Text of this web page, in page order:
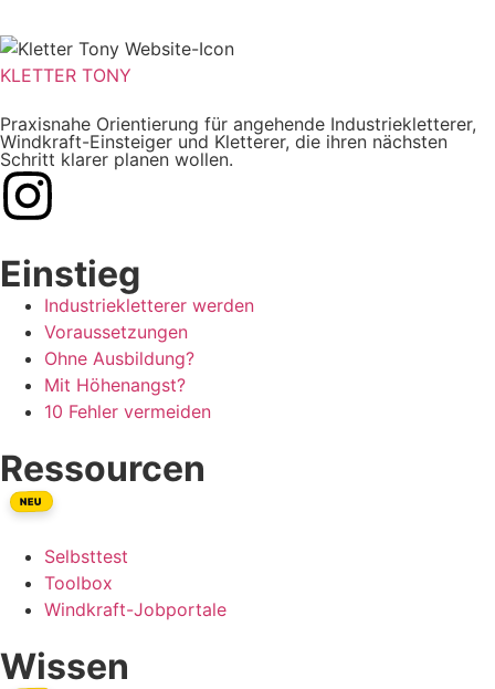
KLETTER TONY
Praxisnahe Orientierung für angehende Industriekletterer,
Windkraft-Einsteiger und Kletterer, die ihren nächsten
Schritt klarer planen wollen.
Einstieg
Industriekletterer werden
Voraussetzungen
Ohne Ausbildung?
Mit Höhenangst?
10 Fehler vermeiden
Ressourcen
NEU
Selbsttest
Toolbox
Windkraft-Jobportale
Wissen